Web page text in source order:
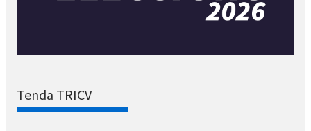
Tenda TRICV